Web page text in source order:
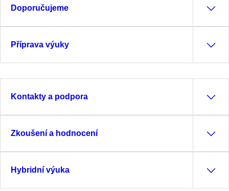
Doporučujeme
Příprava výuky
Kontakty a podpora
Zkoušení a hodnocení
Hybridní výuka